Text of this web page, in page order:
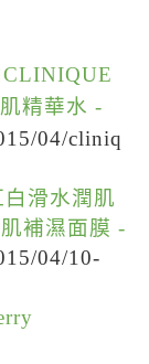
精華水 -
04/cliniq
滑水潤肌
補濕面膜 -
04/10-